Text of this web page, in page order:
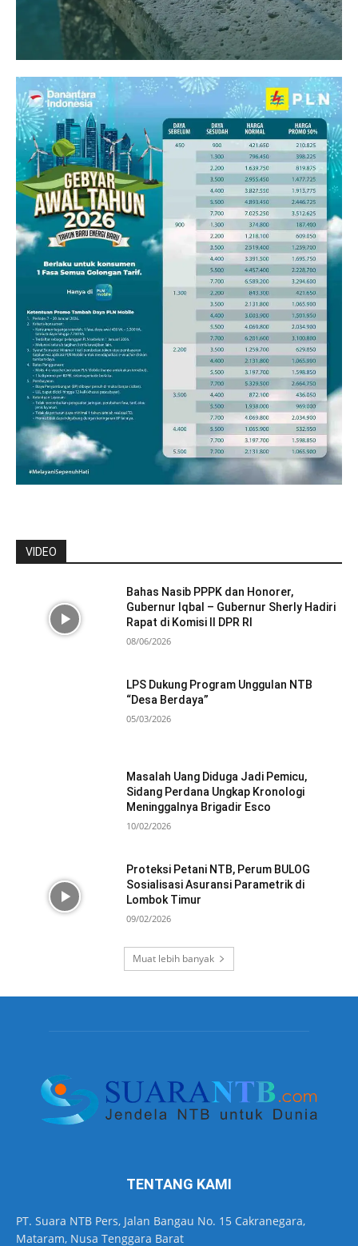
VIDEO
Bahas Nasib PPPK dan Honorer,
Gubernur Iqbal – Gubernur Sherly Hadiri
Rapat di Komisi II DPR RI
08/06/2026
LPS Dukung Program Unggulan NTB
“Desa Berdaya”
05/03/2026
Masalah Uang Diduga Jadi Pemicu,
Sidang Perdana Ungkap Kronologi
Meninggalnya Brigadir Esco
10/02/2026
Proteksi Petani NTB, Perum BULOG
Sosialisasi Asuransi Parametrik di
Lombok Timur
09/02/2026
Muat lebih banyak
TENTANG KAMI
PT. Suara NTB Pers, Jalan Bangau No. 15 Cakranegara,
Mataram, Nusa Tenggara Barat